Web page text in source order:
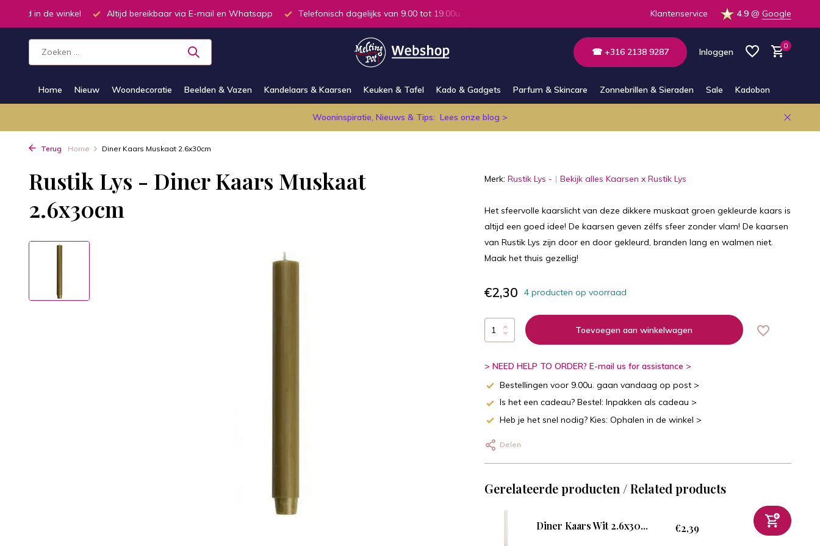
in de winkel Altijd bereikbaar via E-mail en Whatsapp Telefonisch dagelijks van 9.00 tot 19.00u. Klantenservice 4.9 @ Google
☎ +316 2138 9287 Inloggen
0
Home Nieuw Woondecoratie Beelden & Vazen Kandelaars & Kaarsen Keuken & Tafel Kado & Gadgets Parfum & Skincare Zonnebrillen & Sieraden Sale Kadobon
Wooninspiratie, Nieuws & Tips: Lees onze blog >
Terug Home Diner Kaars Muskaat 2.6x30cm
Rustik Lys - Diner Kaars Muskaat
2.6x30cm
Merk: Rustik Lys - Bekijk alles Kaarsen x Rustik Lys
Het sfeervolle kaarslicht van deze dikkere muskaat groen gekleurde kaars is
altijd een goed idee! De kaarsen geven zélfs sfeer zonder vlam! De kaarsen
van Rustik Lys zijn door en door gekleurd, branden lang en walmen niet.
Maak het thuis gezellig!
€2,30 4 producten op voorraad
Toevoegen aan winkelwagen
> NEED HELP TO ORDER? E-mail us for assistance >
Bestellingen voor 9.00u. gaan vandaag op post >
Is het een cadeau? Bestel: Inpakken als cadeau >
Heb je het snel nodig? Kies: Ophalen in de winkel >
Delen
Gerelateerde producten / Related products
Diner Kaars Wit 2.6x30... €2,39